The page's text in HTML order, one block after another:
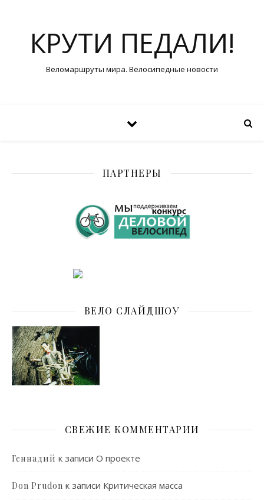
КРУТИ ПЕДАЛИ!
Веломаршруты мира. Велосипедные новости
ПАРТНЕРЫ
ВЕЛО СЛАЙДШОУ
СВЕЖИЕ КОММЕНТАРИИ
Геннадий к записи О проекте
Don Prudon к записи Критическая масса